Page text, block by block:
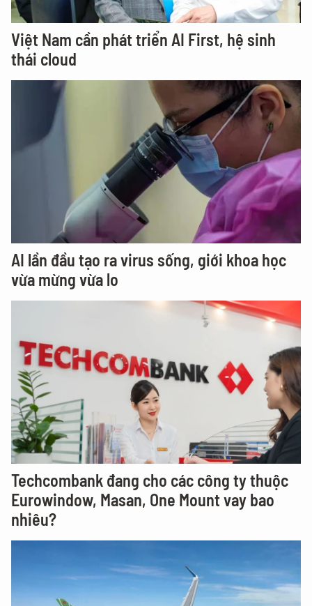
Việt Nam cần phát triển AI First, hệ sinh
thái cloud
AI lần đầu tạo ra virus sống, giới khoa học
vừa mừng vừa lo
Techcombank đang cho các công ty thuộc
Eurowindow, Masan, One Mount vay bao
nhiêu?